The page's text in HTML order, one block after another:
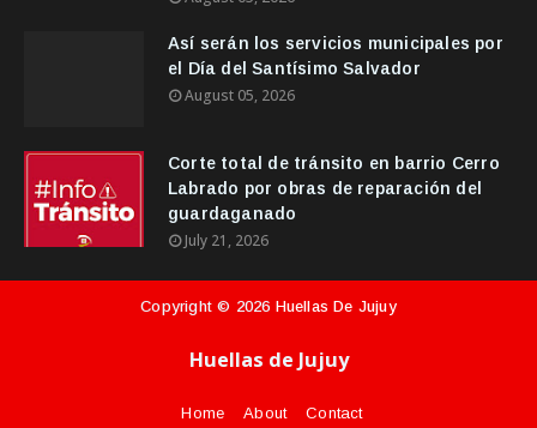
Así serán los servicios municipales por
el Día del Santísimo Salvador
August 05, 2026
Corte total de tránsito en barrio Cerro
Labrado por obras de reparación del
guardaganado
July 21, 2026
Copyright © 2026 Huellas De Jujuy
Huellas de Jujuy
Home About Contact